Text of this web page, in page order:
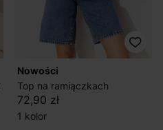
nowości
Top na ramiączkach
72,90 zł
1 kolor